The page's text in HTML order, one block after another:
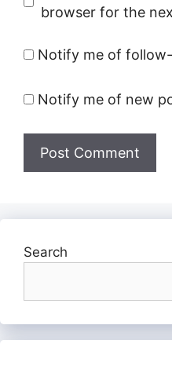
browser for the
Notify me of
Notify me of new
Search